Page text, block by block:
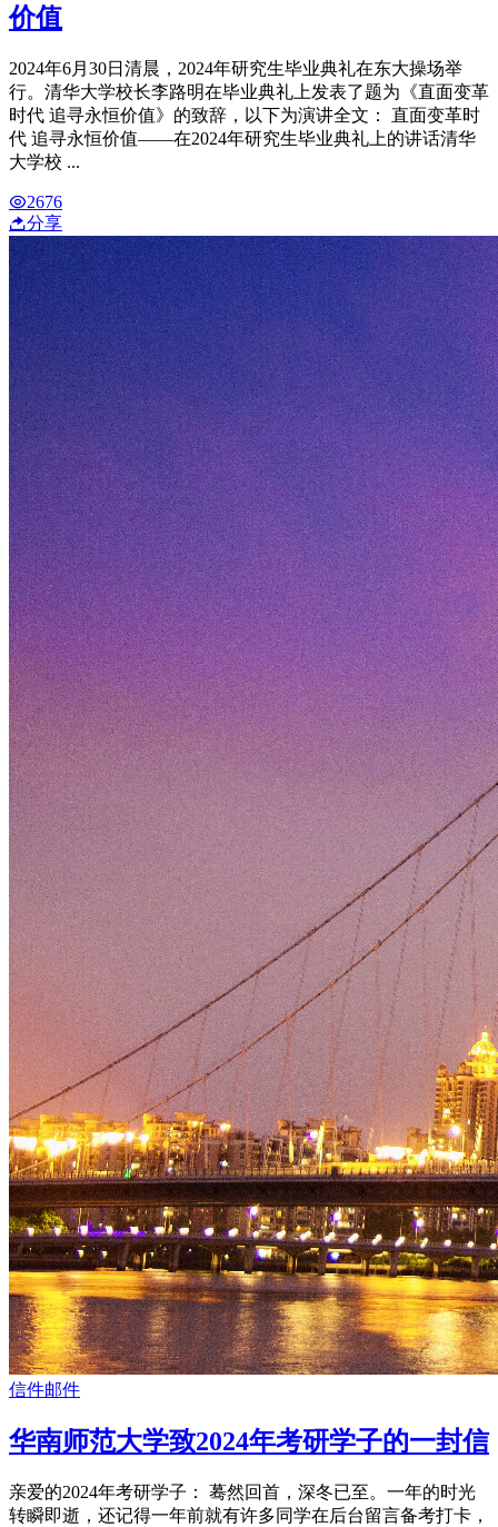
价值
2024年6月30日清晨，2024年研究生毕业典礼在东大操场举
行。清华大学校长李路明在毕业典礼上发表了题为《直面变革
时代 追寻永恒价值》的致辞，以下为演讲全文： 直面变革时
代 追寻永恒价值——在2024年研究生毕业典礼上的讲话清华
大学校 ...
2676
分享
信件邮件
华南师范大学致2024年考研学子的一封信
亲爱的2024年考研学子： 蓦然回首，深冬已至。一年的时光
转瞬即逝，还记得一年前就有许多同学在后台留言备考打卡，